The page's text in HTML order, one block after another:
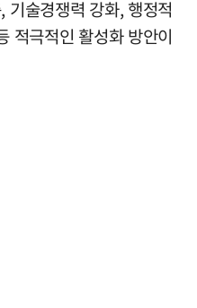
기술경쟁력 강화, 행정적
적극적인 활성화 방안이